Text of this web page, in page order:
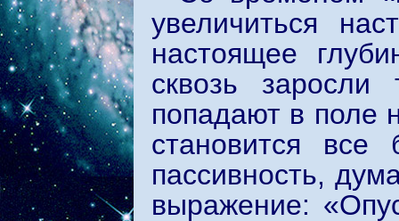
увеличиться
настоящее
сквозь
попадают в поле
становится все
пассивность,
выражение: